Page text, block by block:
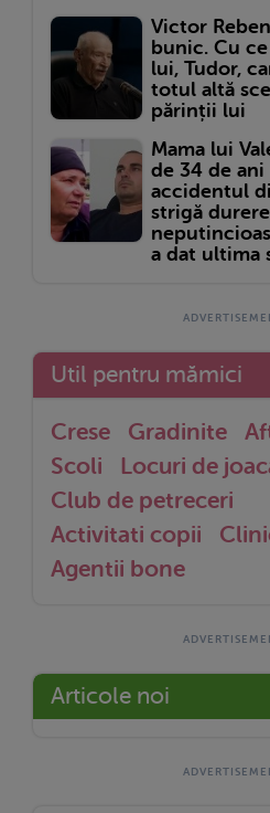
Victor
bunic. Cu
lui, Tudor,
totul altă
părinții lui
Mama lui
de 34 de
accidentul
strigă
a dat ultima
Util pentru mămici
Crese Gradinite
Scoli
Locuri de
Club de petreceri
Activitati copii
Agentii bone
Articole noi